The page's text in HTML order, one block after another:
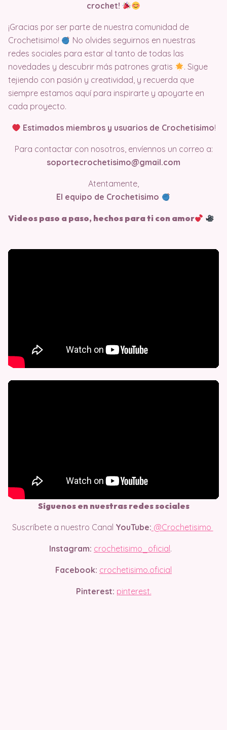
crochet!
¡Gracias por ser parte de nuestra comunidad de
Crochetisimo!
No olvides seguirnos en nuestras
redes sociales para estar al tanto de todas las
novedades y descubrir más patrones gratis
. Sigue
tejiendo con pasión y creatividad, y recuerda que
siempre estamos aquí para inspirarte y apoyarte en
cada proyecto.
Estimados miembros y usuarios de Crochetisimo!
Para contactar con nosotros, envíennos un correo a:
soportecrochetisimo@gmail.com
Atentamente,
El equipo de Crochetisimo
Videos paso a paso, hechos para ti con amor
Síguenos en nuestras redes sociales
Suscríbete a nuestro Canal YouTube: @Crochetisimo
Instagram: crochetisimo_oficial .
Facebook: crochetisimo.oficial
Pinterest: pinterest.